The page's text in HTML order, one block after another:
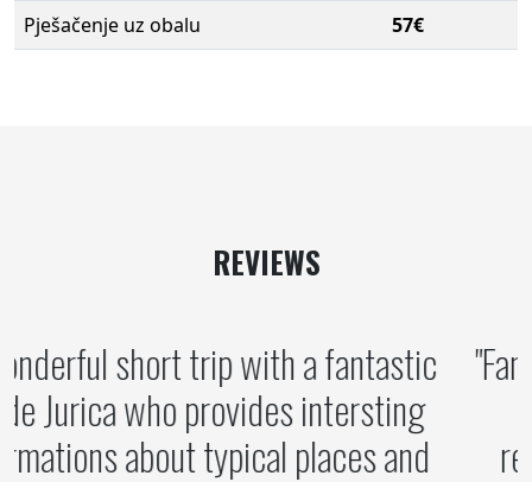
Pješačenje uz obalu
57€
REVIEWS
A wonderful short trip with a fantastic
guide Jurica who provides intersting
informations about typical places and